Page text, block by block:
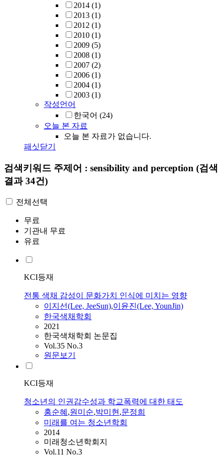
2014 (1)
2013 (1)
2012 (1)
2010 (1)
2009 (5)
2008 (1)
2007 (2)
2006 (1)
2004 (1)
2003 (1)
작성언어
한국어 (24)
오늘 본 자료
오늘 본 자료가 없습니다.
패싯닫기
검색키워드 주제어 : sensibility and perception (검색
결과 34건)
전체선택
무료
기관내 무료
유료
KCI등재
전통 색채 감성이 문화가치 인식에 미치는 영향
이지선(Lee, JeeSun),이윤진(Lee, YounJin)
한국색채학회
2021
한국색채학회 논문집
Vol.35 No.3
원문보기
KCI등재
청소년의 인권감수성과 학교폭력에 대한 태도
홍순혜 ,원미순,박미현,문정희
미래를 여는 청소년학회
2014
미래청소년학회지
Vol.11 No.3